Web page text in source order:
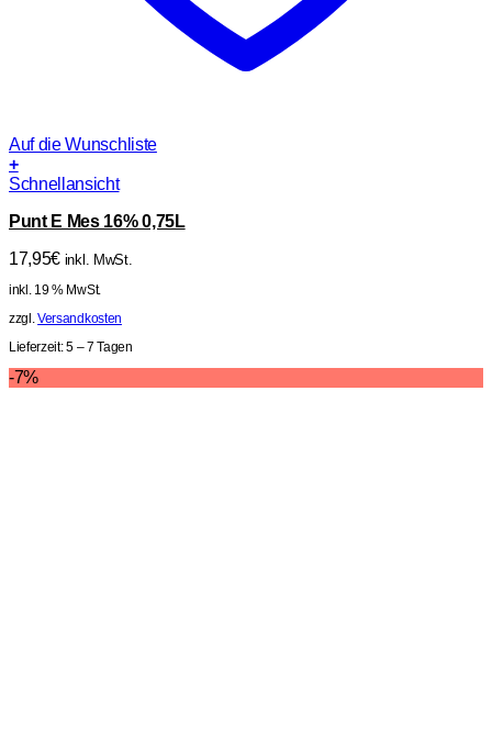
Auf die Wunschliste
+
Schnellansicht
Punt E Mes 16% 0,75L
17,95€ inkl. MwSt.
inkl. 19 % MwSt.
zzgl.Versandkosten
Lieferzeit:5 – 7 Tagen
-7%